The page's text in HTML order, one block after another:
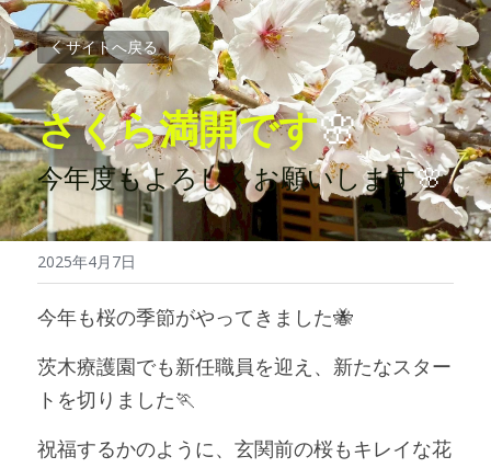
サイトへ戻る
さくら満開です🌸
今年度もよろしくお願いします🌸
2025年4月7日
今年も桜の季節がやってきました🐝
茨木療護園でも新任職員を迎え、新たなスター
トを切りました🏃
祝福するかのように、玄関前の桜もキレイな花